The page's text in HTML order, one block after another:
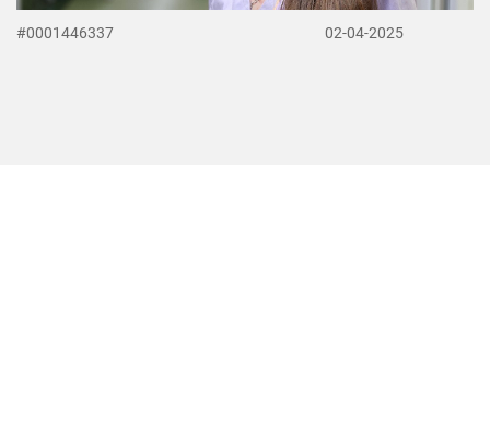
#0001446337 02-04-2025